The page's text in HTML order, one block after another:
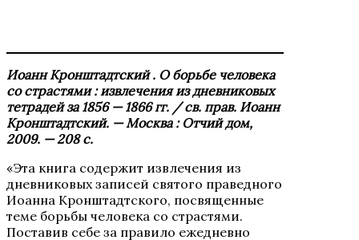
Иоанн Кронштадтский . О борьбе человека
со страстями : извлечения из дневниковых
тетрадей за 1856 — 1866 гг. / св. прав. Иоанн
Кронштадтский. — Москва : Отчий дом,
2009. — 208 с.
«Эта книга содержит извлечения из
дневниковых записей святого праведного
Иоанна Кронштадтского, посвященные
теме борьбы человека со страстями.
Поставив себе за правило ежедневно